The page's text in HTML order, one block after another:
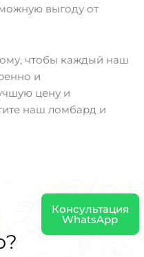
выгоду от
чтобы каждый наш
и
цену и
наш ломбард и
Консультация
WhatsApp